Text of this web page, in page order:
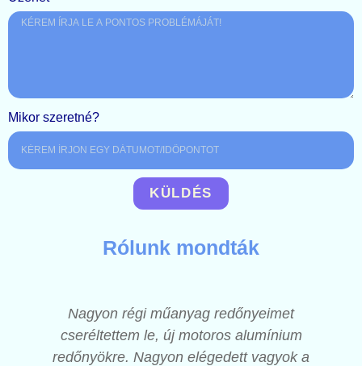
Mikor szeretné?
KÜLDÉS
Rólunk mondták
Nagyon régi műanyag redőnyeimet
cseréltettem le, új motoros alumínium
redőnyökre. Nagyon elégedett vagyok a